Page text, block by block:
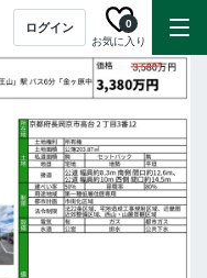
ログイン
お気に入り
0